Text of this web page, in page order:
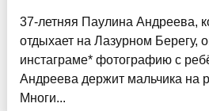
37-летняя Паулина Андреева,
отдыхает на Лазурном Берегу,
инстаграме* фотографию с
Андреева держит мальчика на
Многи...